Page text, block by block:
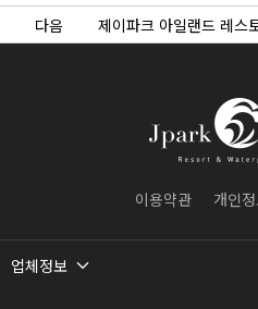
다음
제이파크 아일랜드 레스
이용약관 개인
업체정보